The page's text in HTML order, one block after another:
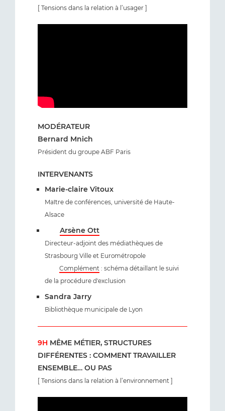
[ Tensions dans la relation à l’usager ]
MODÉRATEUR
Bernard Mnich
Président du groupe ABF Paris
INTERVENANTS
Marie-claire Vitoux
Maître de conférences, université de Haute-
Alsace
Arsène Ott
Directeur-adjoint des médiathèques de
Strasbourg Ville et Eurométropole
Complément : schéma détaillant le suivi
de la procédure d'exclusion
Sandra Jarry
Bibliothèque municipale de Lyon
9H MÊME MÉTIER, STRUCTURES
DIFFÉRENTES : COMMENT TRAVAILLER
ENSEMBLE… OU PAS
[ Tensions dans la relation à l’environnement ]